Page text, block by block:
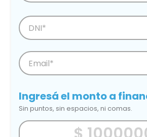
Ingresá el monto a
Sin puntos, sin espacios, ni comas.